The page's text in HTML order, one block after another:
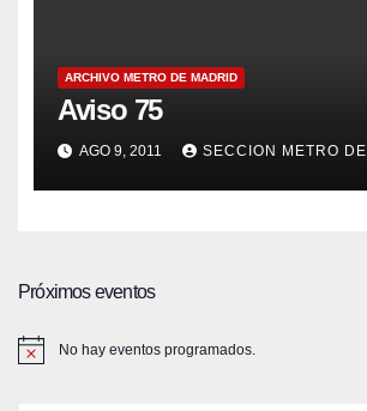
ARCHIVO METRO DE MADRID
Aviso 75
AGO 9, 2011 SECCION METRO
Próximos eventos
No hay eventos programados.